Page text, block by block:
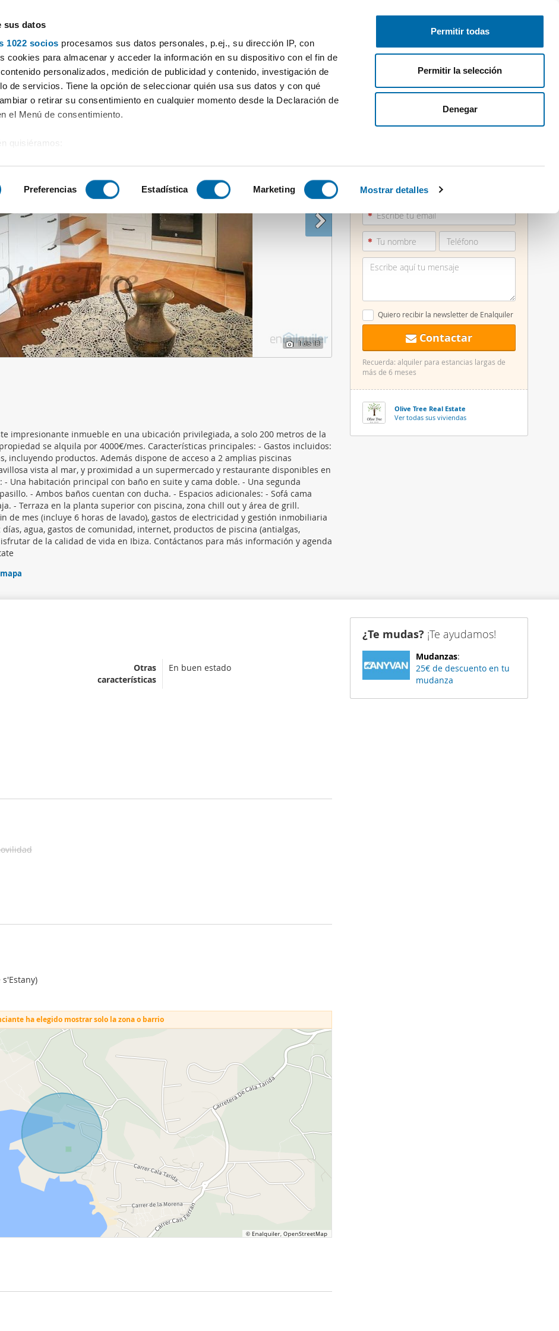
sus datos
1022 socios procesamos sus datos personales, p.ej., su dirección IP, con
cookies para almacenar y acceder la información en su dispositivo con el fin de
personalizados, medición de publicidad y contenido, investigación de
de servicios. Tiene la opción de seleccionar quién usa sus datos y con qué
o retirar su consentimiento en cualquier momento desde la Declaración de
el Menú de consentimiento.
quisiéramos:
analizándolo activamente para buscar características específicas (huellas
sobre cómo se procesan sus datos personales y establezca sus
de datos
. Puede cambiar o retirar su consentimiento en cualquier momento
cookies.
sitio web se usan para personalizar el contenido y los anuncios, ofrecer funciones
el tráfico. Además, compartimos información sobre el uso que haga del
partners de redes sociales, publicidad y análisis web, quienes pueden
información que les haya proporcionado o que hayan recopilado a partir del uso
servicios.
Preferencias Estadística Marketing Mostrar detalles
Permitir todas
Permitir la selección
Denegar
Publica gratis Inicia sesión
(sant francesc de s'estany) Alquiler piso piscina
1de 13
871 21... Ver teléfono
Quiero recibir la newsletter de Enalquiler
Contactar
Recuerda: alquiler para estancias largas de
más de 6 meses
Olive Tree Real Estate
Ver todas sus viviendas
impresionante inmueble en una ubicación privilegiada, a solo 200 metros de la
se alquila por 4000€/mes. Características principales: - Gastos incluidos:
incluyendo productos. Además dispone de acceso a 2 amplias piscinas
vista al mar, y proximidad a un supermercado y restaurante disponibles en
Una habitación principal con baño en suite y cama doble. - Una segunda
- Ambos baños cuentan con ducha. - Espacios adicionales: - Sofá cama
- Terraza en la planta superior con piscina, zona chill out y área de grill.
de mes (incluye 6 horas de lavado), gastos de electricidad y gestión inmobiliaria
agua, gastos de comunidad, internet, productos de piscina (antialgas,
de la calidad de vida en Ibiza. Contáctanos para más información y agenda
Otras
características
En buen estado
s'Estany)
ha elegido mostrar solo la zona o barrio
¿Te mudas? ¡Te ayudamos!
Mudanzas:
25€ de descuento en tu
mudanza